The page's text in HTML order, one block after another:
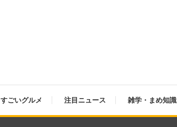
すごいグルメ 注目ニュース 雑学・まめ知識